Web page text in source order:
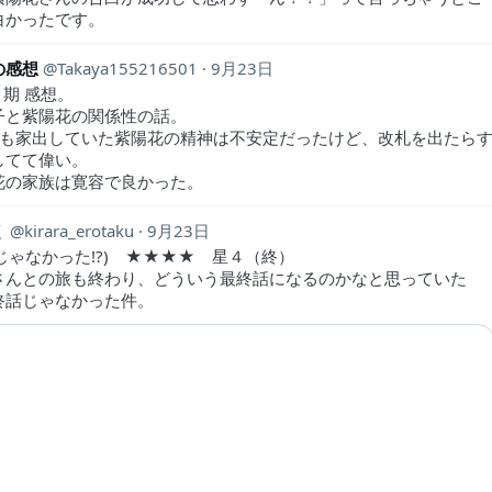
ったです。
感想 Takaya155216501
9月23日
感想。
紫陽花の関係性の話。
家出していた紫陽花の精神は不安定だったけど、改札を出たら
て偉い。
家族は寛容で良かった。
kirara_erotaku
9月23日
ゃなかった!?) ★★★★ 星４（終）
んとの旅も終わり、どういう最終話になるのかなと思っていた
じゃなかった件。